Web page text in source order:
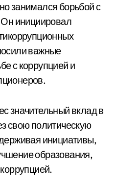
занимался борьбой с
Он инициировал
важные
с коррупцией и
значительный вклад в
свою политическую
инициативы,
образования,